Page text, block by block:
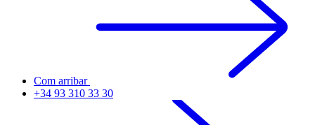
Com arribar
+34 93 310 33 30